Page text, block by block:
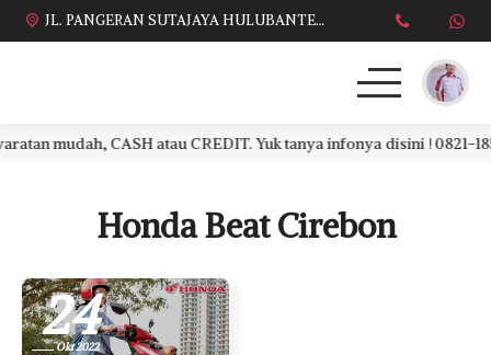
JL. PANGERAN SUTAJAYA HULUBANTENG LOR PABUARAN CIREBON TIMUR, Ds. Babakan gebang cirebon Gebang udik cirebon Ciledug cirebon Karang wareng cirebon
HONDA
DAFTAR HARGA
PROMO TERBARU
mudah, CASH atau CREDIT. Yuk tanya infonya disini ! 0821-
Honda Beat Cirebon
24
Okt 2022